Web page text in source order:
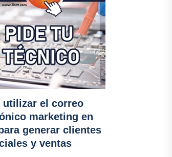
utilizar el correo
marketing en
generar clientes
y ventas